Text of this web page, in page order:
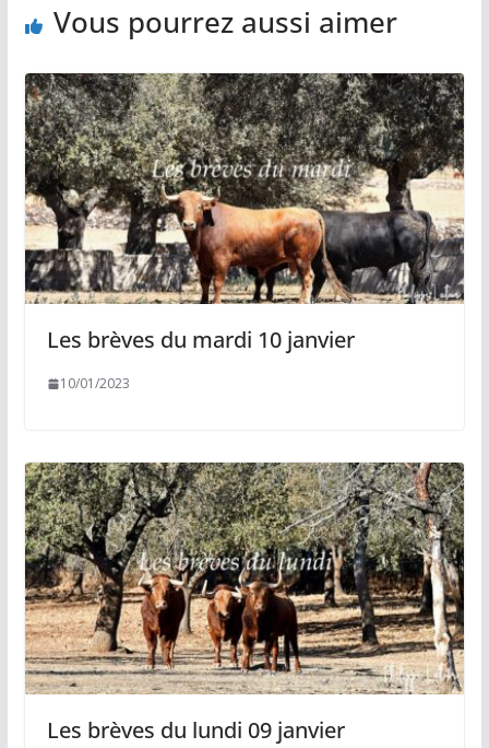
Vous pourrez aussi aimer
Les brèves du mardi 10 janvier
10/01/2023
Les brèves du lundi 09 janvier